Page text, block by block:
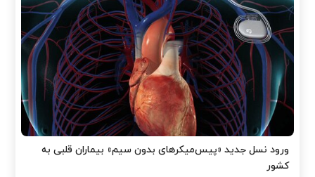
ورود نسل جدید «پیس‌میکرهای بدون سیم» بیماران قلبی به
کشور